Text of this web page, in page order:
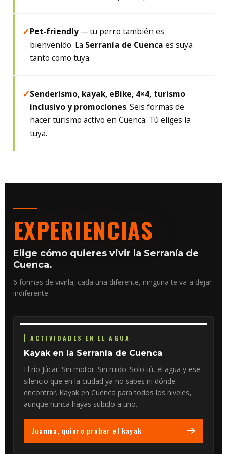
✓Pet‑friendly— tu perro también es
bienvenido. La Serranía de Cuenca es suya
tanto como tuya.
✓Senderismo, kayak, eBike, 4×4, turismo
inclusivo y promociones. Seis formas de
hacer turismo activo en Cuenca. Tú eliges la
tuya.
EXPERIENCIAS
Elige cómo quieres vivir la Serranía de
Cuenca.
6 formas de vivirla, cada una diferente, ninguna te va a dejar
indiferente.
ACTIVIDADES EN EL AGUA
Kayak en la Serranía de Cuenca
El río Júcar. Sin motor. Sin ruido. Solo tú, el agua y ese
silencio que en la ciudad ya no sabes ni dónde
encontrar. Kayak en Cuenca para todos los niveles,
aunque nunca hayas subido a uno.
Juanma, quiero probar el kayak